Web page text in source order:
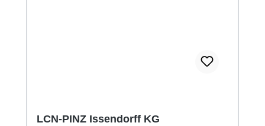
Kompatibilität: LCN-Busmodule ab Version
LCN-PINZ Issendorff KG